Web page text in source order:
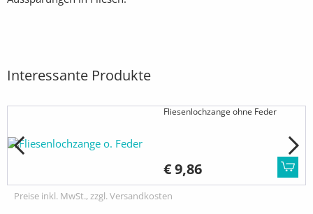
Interessante Produkte
Fliesenlochzange ohne Feder
€ 9,86
Preise inkl. MwSt., zzgl. Versandkosten